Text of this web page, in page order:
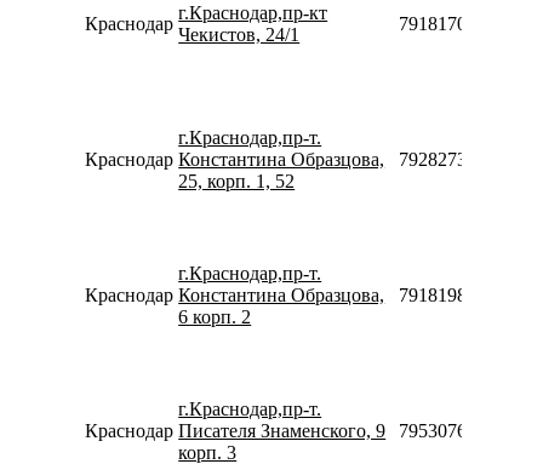
Краснодар
г.Краснодар,пр-кт
Чекистов, 24/1
79181700764
Краснодар
г.Краснодар,пр-т.
Константина Образцова,
25, корп. 1, 52
79282738448
Краснодар
г.Краснодар,пр-т.
Константина Образцова,
6 корп. 2
79181981650
Краснодар
г.Краснодар,пр-т.
Писателя Знаменского, 9
корп. 3
79530763080